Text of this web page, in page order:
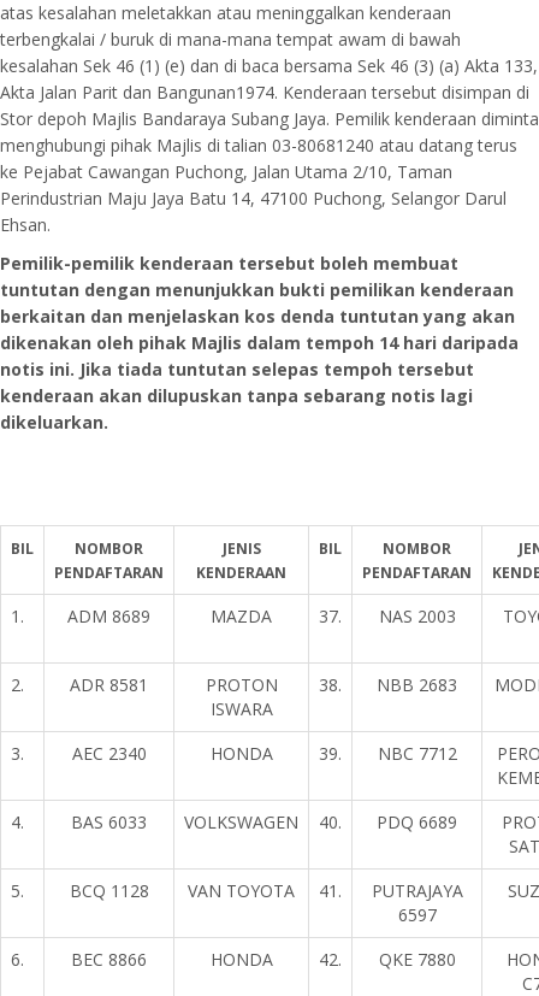
atas kesalahan meletakkan atau meninggalkan kenderaan
terbengkalai / buruk di mana-mana tempat awam di bawah
kesalahan Sek 46 (1) (e) dan di baca bersama Sek 46 (3) (a) Akta 133,
Akta Jalan Parit dan Bangunan1974. Kenderaan tersebut disimpan di
Stor depoh Majlis Bandaraya Subang Jaya. Pemilik kenderaan diminta
menghubungi pihak Majlis di talian 03-80681240 atau datang terus
ke Pejabat Cawangan Puchong, Jalan Utama 2/10, Taman
Perindustrian Maju Jaya Batu 14, 47100 Puchong, Selangor Darul
Ehsan.
Pemilik-pemilik kenderaan tersebut boleh membuat
tuntutan dengan menunjukkan bukti pemilikan kenderaan
berkaitan dan menjelaskan kos denda tuntutan yang akan
dikenakan oleh pihak Majlis dalam tempoh 14 hari daripada
notis ini. Jika tiada tuntutan selepas tempoh tersebut
kenderaan akan dilupuskan tanpa sebarang notis lagi
dikeluarkan.
BIL
NOMBOR
PENDAFTARAN
JENIS
KENDERAAN
BIL
NOMBOR
PENDAFTARAN
1. ADM 8689 MAZDA 37. NAS 2003
2. ADR 8581
PROTON
ISWARA
38. NBB 2683
3. AEC 2340 HONDA 39. NBC 7712
4.
BAS 6033 VOLKSWAGEN 40. PDQ 6689
5.
BCQ 1128 VAN TOYOTA 41.
PUTRAJAYA
6597
6. BEC 8866 HONDA 42. QKE 7880